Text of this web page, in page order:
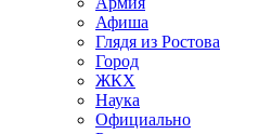
Афиша
Глядя из Ростова
Город
ЖКХ
Наука
Официально